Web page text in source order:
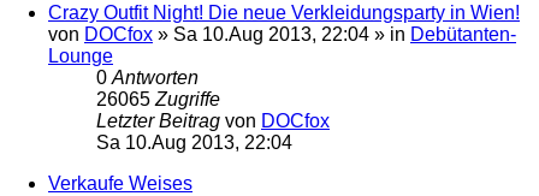
Crazy Outfit Night! Die neue Verkleidungsparty in Wien!
von DOCfox » Sa 10.Aug 2013, 22:04 » in Debütanten-
Lounge
0 Antworten
26065 Zugriffe
Letzter Beitrag von DOCfox
Sa 10.Aug 2013, 22:04
Verkaufe Weises